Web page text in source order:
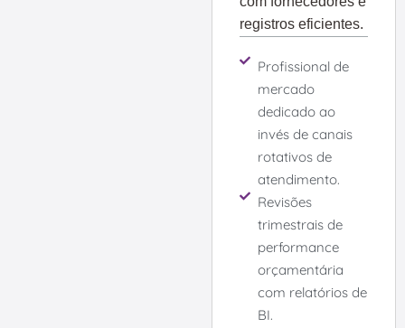
registros eficientes.
Profissional de
mercado
dedicado ao
invés de canais
rotativos de
atendimento.
Revisões
trimestrais de
performance
orçamentária
com relatórios de
BI.